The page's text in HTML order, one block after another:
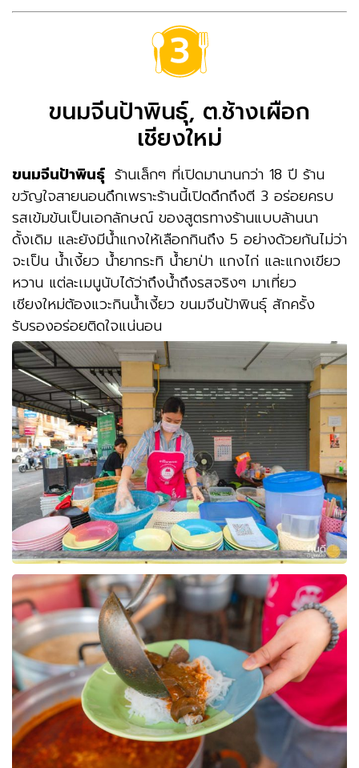
ขนมจีนป้าพินธุ์, ต.ช้างเผือก
เชียงใหม่
ขนมจีนป้าพินธ์ุ ร้านเล็กๆ ที่เปิดมานานกว่า 18 ปี ร้าน
ขวัญใจสายนอนดึกเพราะร้านนี้เปิดดึกถึงตี 3 อร่อยครบ
รสเข้มข้นเป็นเอกลักษณ์ ของสูตรทางร้านแบบล้านนา
ดั้งเดิม และยังมีน้ำแกงให้เลือกกินถึง 5 อย่างด้วยกันไม่ว่า
จะเป็น น้ำเงี้ยว น้ำยากระทิ น้ำยาป่า แกงไก่ และแกงเขียว
หวาน แต่ละเมนูนับได้ว่าถึงน้ำถึงรสจริงๆ มาเที่ยว
เชียงใหม่ต้องแวะกินน้ำเงี้ยว ขนมจีนป้าพินธ์ุ สักครั้ง
รับรองอร่อยติดใจแน่นอน